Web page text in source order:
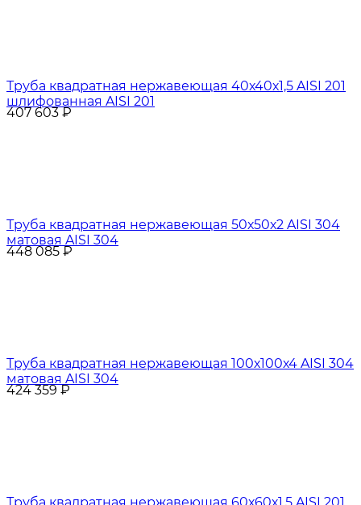
Труба квадратная нержавеющая 40х40х1,5 AISI 201
шлифованная AISI 201
407 603 ₽
Труба квадратная нержавеющая 50х50х2 AISI 304
матовая AISI 304
448 085 ₽
Труба квадратная нержавеющая 100х100х4 AISI 304
матовая AISI 304
424 359 ₽